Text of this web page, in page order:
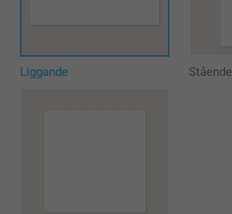
Liggande Stående